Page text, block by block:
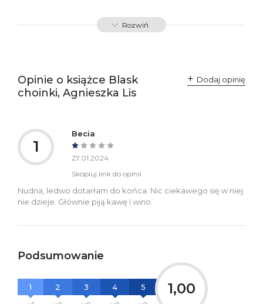
SKU: K734401
Polska
kontakt@wydajenamsie.pl
+48 61 623 38 38
informacje dotyczące
bezpieczeństwa:
Rozwiń
Opinie o książce Blask
choinki, Agnieszka Lis
Dodaj opinię
1
Becia
27.01.2024
Skopiuj link do opinii
Nudna, ledwo dotarłam do końca. Nic ciekawego się w niej
nie dzieje. Głównie piją kawę i wino.
Podsumowanie
1
2
3
4
5
1,00